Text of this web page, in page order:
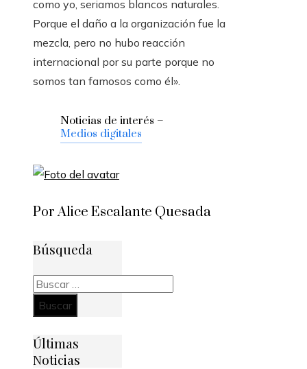
como yo, seriamos blancos naturales.
Porque el daño a la organización fue la
mezcla, pero no hubo reacción
internacional por su parte porque no
somos tan famosos como él».
Noticias de interés –
Medios digitales
Por Alice Escalante Quesada
Búsqueda
Buscar:
Últimas
Noticias